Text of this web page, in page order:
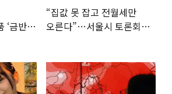
‘금반지
“집값 못 잡고 전월세만
오른다”…서울시 토론회서